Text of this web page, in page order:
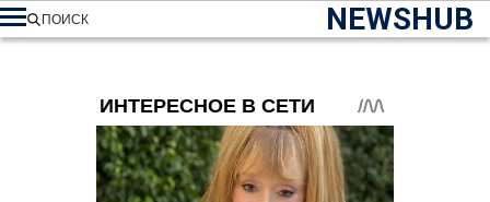
NEWSHUB
ПОИСК